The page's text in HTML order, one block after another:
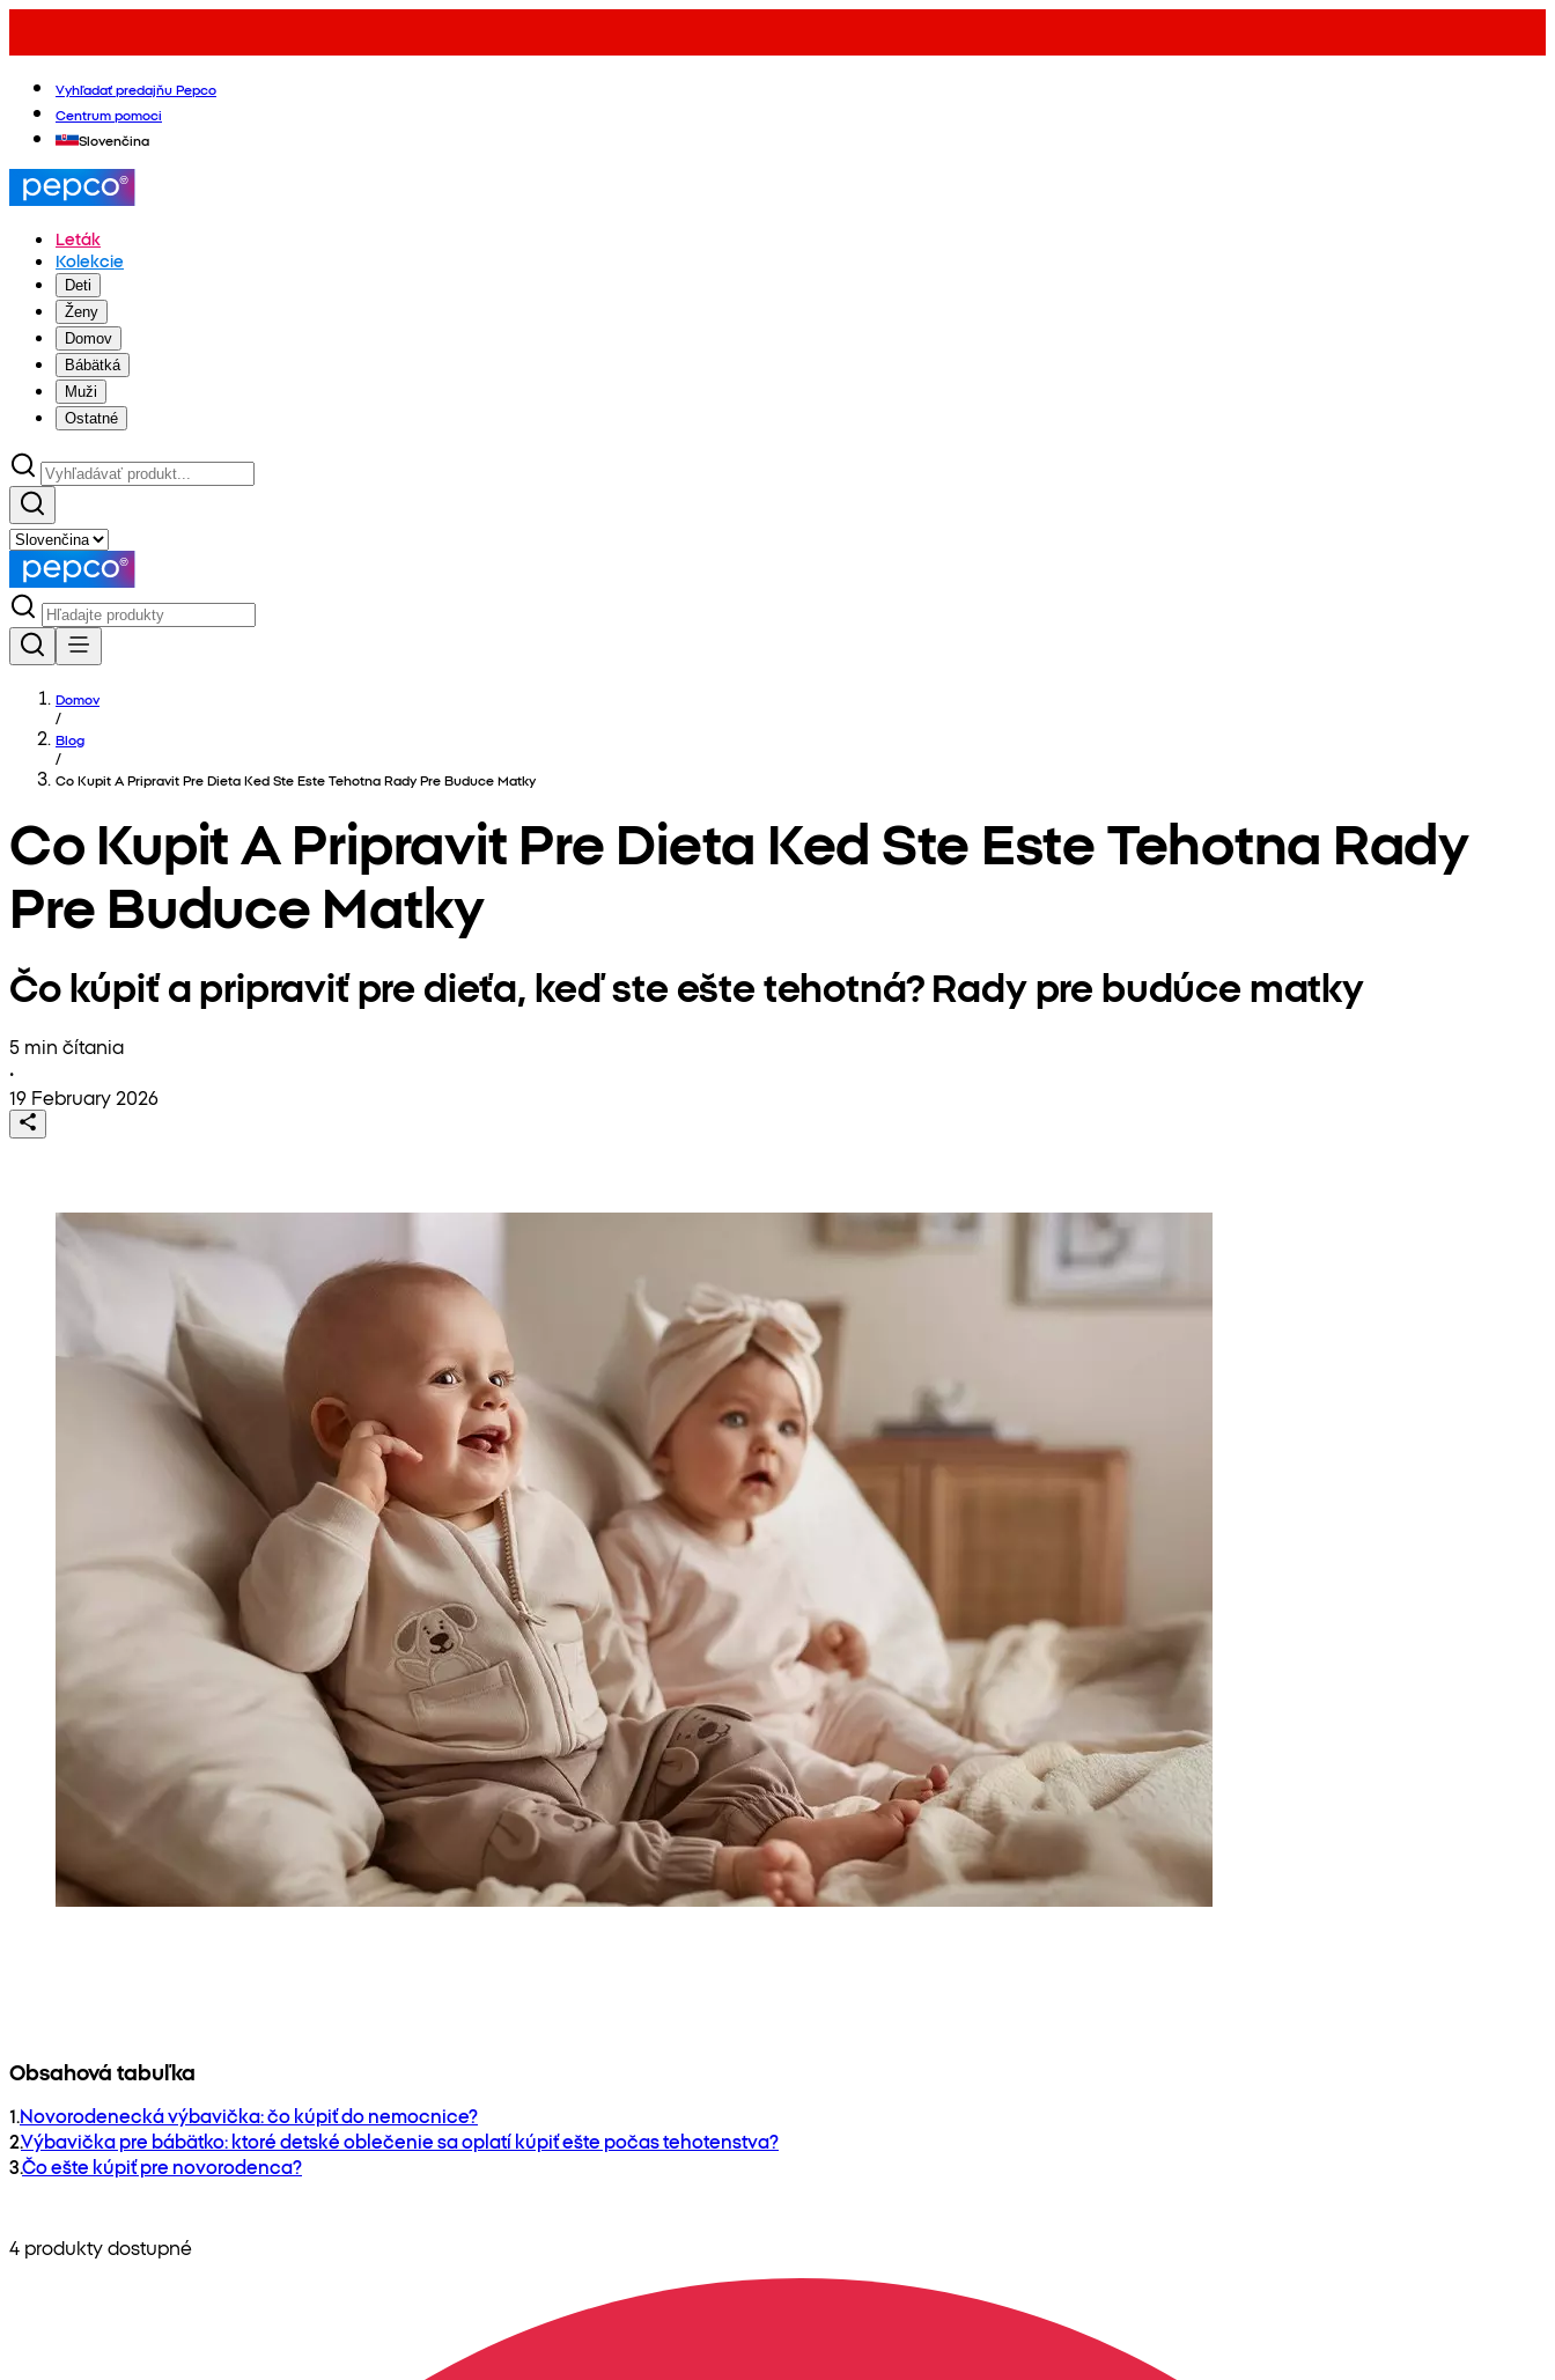
Vyhľadať predajňu Pepco
Centrum pomoci
Slovenčina
Leták
Kolekcie
Deti
Ženy
Domov
Bábätká
Muži
Ostatné
Domov
/
Blog
/
Co Kupit A Pripravit Pre Dieta Ked Ste Este Tehotna Rady Pre Buduce Matky
Co Kupit A Pripravit Pre Dieta Ked Ste Este Tehotna Rady
Pre Buduce Matky
Čo kúpiť a pripraviť pre dieťa, keď ste ešte tehotná? Rady pre budúce matky
5 min čítania
•
19 February 2026
Obsahová tabuľka
1.Novorodenecká výbavička: čo kúpiť do nemocnice?
2.Výbavička pre bábätko: ktoré detské oblečenie sa oplatí kúpiť ešte počas tehotenstva?
3.Čo ešte kúpiť pre novorodenca?
4 produkty dostupné